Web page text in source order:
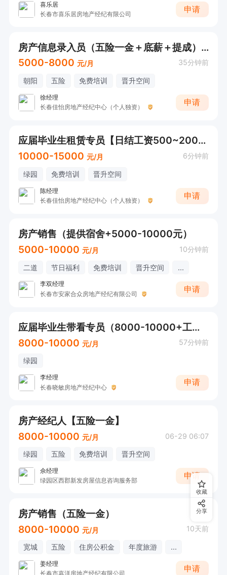
喜乐居
长春市喜乐居房地产经纪有限公司
申请
房产信息录入员（五险一金＋底薪＋提成）周末双休照顾孩子
5000-8000 元/月 35分钟前
朝阳 五险 免费培训 晋升空间
徐经理
长春佳怡房地产经纪中心（个人独资）
申请
应届毕业生租赁专员【日结工资500~2000+五险一金+高提成】
10000-15000 元/月 6分钟前
绿园 免费培训 晋升空间
陈经理
长春佳怡房地产经纪中心（个人独资）
申请
房产销售（提供宿舍+5000-10000元）
5000-10000 元/月 10分钟前
二道 节日福利 免费培训 晋升空间 ...
李双经理
长春市安家合众房地产经纪有限公司
申请
应届毕业生带看专员（8000-10000+工作氛围好+时间自由）
8000-10000 元/月 57分钟前
绿园
李经理
长春晓敏房地产经纪中心
申请
房产经纪人【五险一金】
8000-10000 元/月 06-29 06:07
绿园 五险 免费培训 晋升空间
佘经理
绿园区西郡新发房屋信息咨询服务部
申请
房产销售（五险一金）
8000-10000 元/月 10天前
宽城 五险 住房公积金 年度旅游 ...
姜经理
长春市嘉洋房地产经纪有限公司
申请
收藏
分享